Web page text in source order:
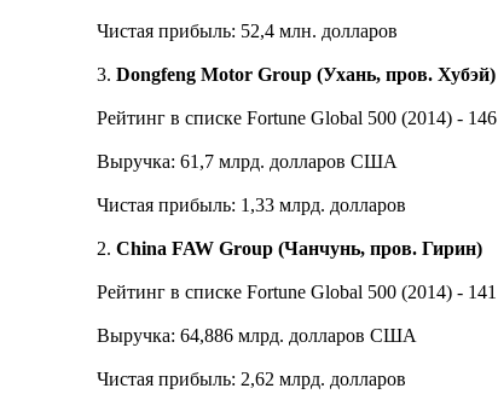
Чистая прибыль: 52,4 млн. долларов
3. Dongfeng Motor Group (Ухань, пров. Хубэй)
Рейтинг в списке Fortune Global 500 (2014) - 146
Выручка: 61,7 млрд. долларов США
Чистая прибыль: 1,33 млрд. долларов
2.China FAW Group (Чанчунь, пров. Гирин)
Рейтинг в списке Fortune Global 500 (2014) - 141
Выручка: 64,886 млрд. долларов США
Чистая прибыль: 2,62 млрд. долларов